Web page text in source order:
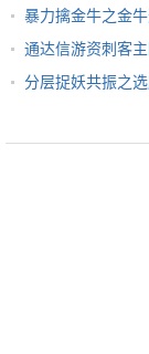
暴力擒金牛之金
通达信游资刺客
分层捉妖共振之